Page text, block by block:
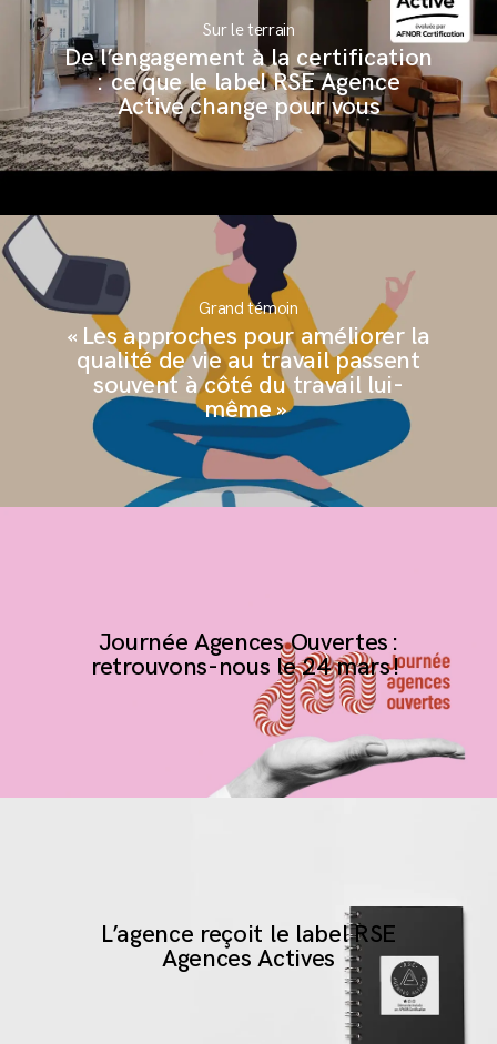
andCo
andClients
andNews
Mentions légales
Sur le terrain
De l’engagement à la certification
: ce que le label RSE Agence
Active change pour vous
Grand témoin
« Les approches pour améliorer la
qualité de vie au travail passent
souvent à côté du travail lui-
même »
Journée Agences Ouvertes :
retrouvons-nous le 24 mars !
L’agence reçoit le label RSE
Agences Actives